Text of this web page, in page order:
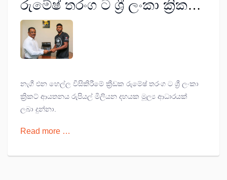
රුමේෂ් තරංග ට ශ්‍රී ලංකා ක්‍රිකට්
ආයතනයෙන් රුපියල්
මිලියන 10ක ප්‍රදානයක්
නැගී එන හෙල්ල විසිකිරීමේ ක්‍රීඩක රුමේෂ් තරංග ට ශ්‍රී ලංකා
ක්‍රිකට් ආයතනය රුපියල් මිලියන දහයක මූල්‍ය ආධාරයක්
ලබා දුන්නා.
Read more …